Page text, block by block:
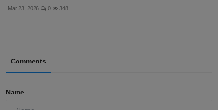
Mar 23, 2026 0 348
Comments
Name